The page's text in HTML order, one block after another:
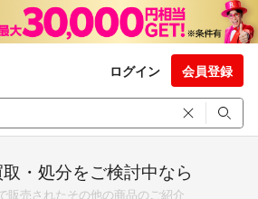
ログイン 会員登録
・処分をご検討中なら
販売されたその他の商品のご紹介